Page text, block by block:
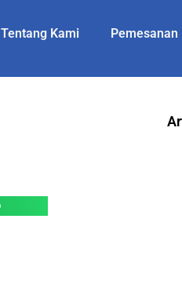
Tentang Kami Pemesanan